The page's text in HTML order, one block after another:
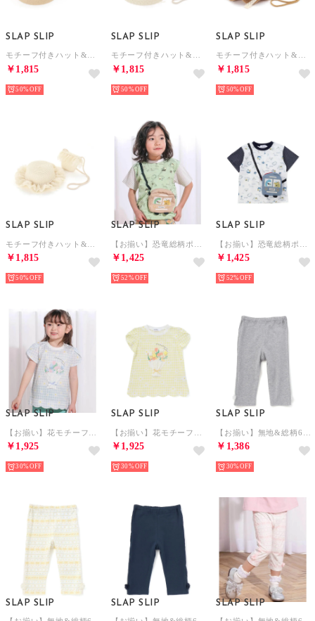
SLAP SLIP
￥1,815
50%
SLAP SLIP
￥1,815
50%
SLAP SLIP
￥1,815
50%
SLAP SLIP
￥1,815
50%
SLAP SLIP
￥1,425
52%
SLAP SLIP
￥1,425
52%
SLAP SLIP
￥1,925
30%
SLAP SLIP
￥1,925
30%
SLAP SLIP
￥1,386
30%
SLAP SLIP SLAP SLIP SLAP SLIP